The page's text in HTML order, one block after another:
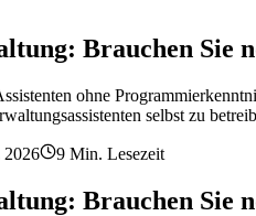
Brauchen Sie
ohne
selbst zu
2026 9 Min. Lesezeit
Brauchen Sie